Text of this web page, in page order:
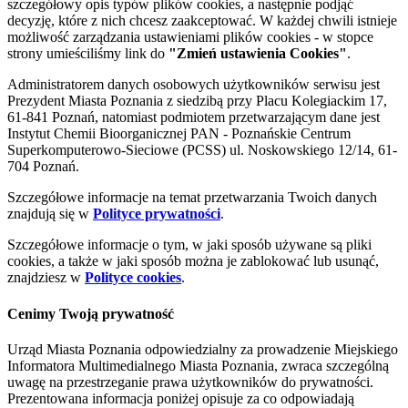
szczegółowy opis typów plików cookies, a następnie podjąć
decyzję, które z nich chcesz zaakceptować. W każdej chwili istnieje
możliwość zarządzania ustawieniami plików cookies - w stopce
strony umieściliśmy link do "Zmień ustawienia Cookies".
Administratorem danych osobowych użytkowników serwisu jest
Prezydent Miasta Poznania z siedzibą przy Placu Kolegiackim 17,
61-841 Poznań, natomiast podmiotem przetwarzającym dane jest
Instytut Chemii Bioorganicznej PAN - Poznańskie Centrum
Superkomputerowo-Sieciowe (PCSS) ul. Noskowskiego 12/14, 61-
704 Poznań.
Szczegółowe informacje na temat przetwarzania Twoich danych
znajdują się w Polityce prywatności.
Szczegółowe informacje o tym, w jaki sposób używane są pliki
cookies, a także w jaki sposób można je zablokować lub usunąć,
znajdziesz w Polityce cookies.
Cenimy Twoją prywatność
Urząd Miasta Poznania odpowiedzialny za prowadzenie Miejskiego
Informatora Multimedialnego Miasta Poznania, zwraca szczególną
uwagę na przestrzeganie prawa użytkowników do prywatności.
Prezentowana informacja poniżej opisuje za co odpowiadają